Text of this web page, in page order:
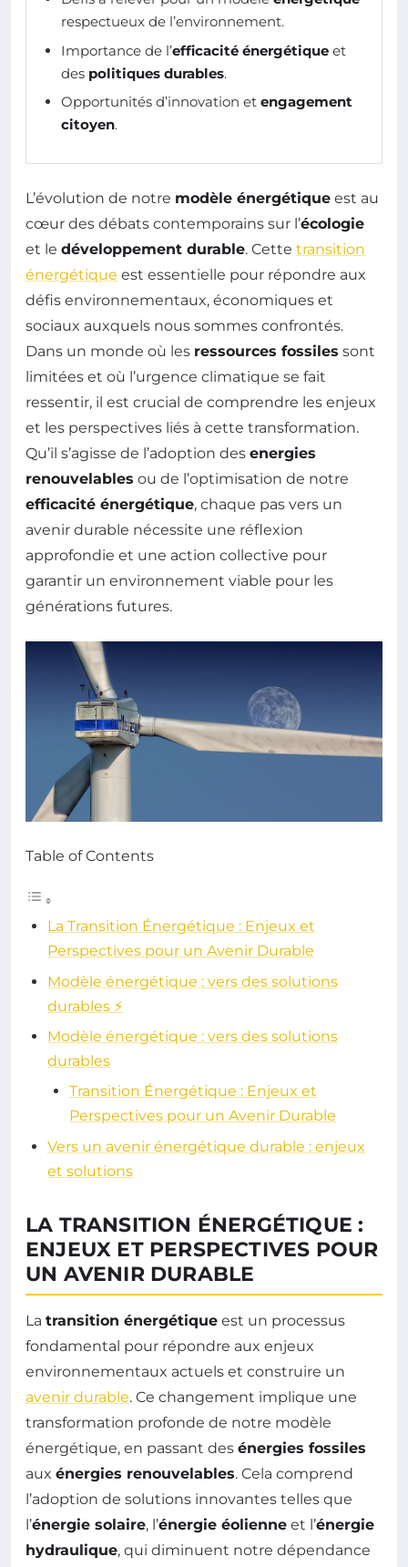
respectueux de l’environnement.
Importance de l’efficacité énergétique et
des politiques durables.
Opportunités d’innovation et engagement
citoyen.
L’évolution de notre modèle énergétique est au
cœur des débats contemporains sur l’écologie
et le développement durable. Cette transition
énergétique est essentielle pour répondre aux
défis environnementaux, économiques et
sociaux auxquels nous sommes confrontés.
Dans un monde où les ressources fossiles sont
limitées et où l’urgence climatique se fait
ressentir, il est crucial de comprendre les enjeux
et les perspectives liés à cette transformation.
Qu’il s’agisse de l’adoption des energies
renouvelables ou de l’optimisation de notre
efficacité énergétique, chaque pas vers un
avenir durable nécessite une réflexion
approfondie et une action collective pour
garantir un environnement viable pour les
générations futures.
Table of Contents
La Transition Énergétique : Enjeux et
Perspectives pour un Avenir Durable
Modèle énergétique : vers des solutions
durables ⚡
Modèle énergétique : vers des solutions
durables
Transition Énergétique : Enjeux et
Perspectives pour un Avenir Durable
Vers un avenir énergétique durable : enjeux
et solutions
LA TRANSITION ÉNERGÉTIQUE :
ENJEUX ET PERSPECTIVES POUR
UN AVENIR DURABLE
La transition énergétique est un processus
fondamental pour répondre aux enjeux
environnementaux actuels et construire un
avenir durable. Ce changement implique une
transformation profonde de notre modèle
énergétique, en passant des énergies fossiles
aux énergies renouvelables. Cela comprend
l’adoption de solutions innovantes telles que
l’énergie solaire, l’énergie éolienne et l’énergie
hydraulique, qui diminuent notre dépendance